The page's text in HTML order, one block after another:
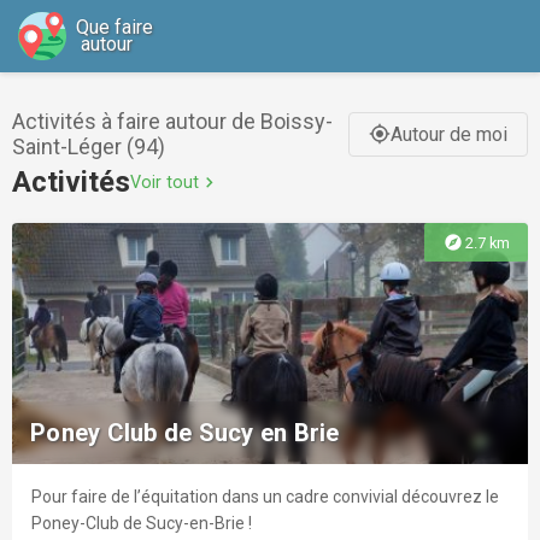
Que faire
autour
Activités à faire autour de Boissy-
Saint-Léger (94)
gps_fixedAutour de moi
ActivitésVoir tout chevron_right
explore 2.7 km
Poney Club de Sucy en Brie
Pour faire de l’équitation dans un cadre convivial découvrez le
Poney-Club de Sucy-en-Brie !